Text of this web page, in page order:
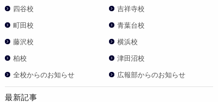
四谷校 吉祥寺校
町田校 青葉台校
藤沢校 横浜校
柏校 津田沼校
全校からのお知らせ 広報部からのお知らせ
最新記事